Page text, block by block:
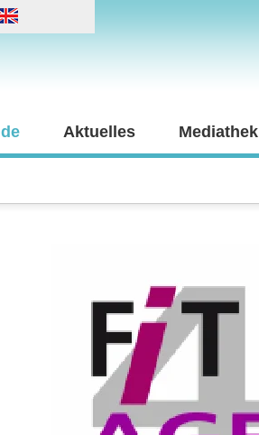
Aktuelles Mediathek